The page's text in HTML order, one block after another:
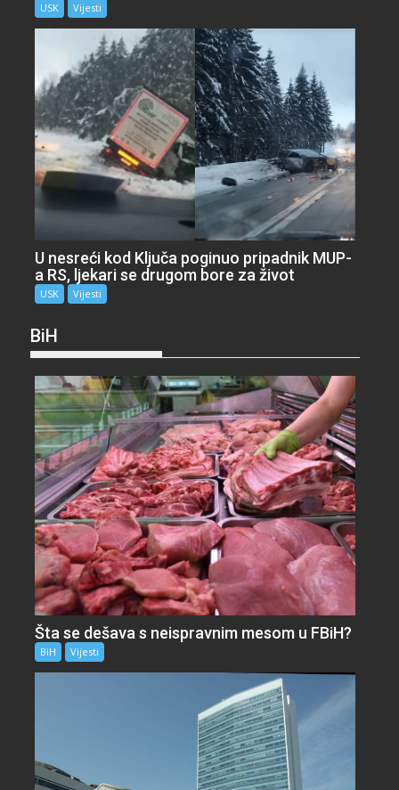
USK Vijesti
U nesreći kod Ključa poginuo pripadnik MUP-
a RS, ljekari se drugom bore za život
USK Vijesti
BiH
Šta se dešava s neispravnim mesom u FBiH?
BiH Vijesti